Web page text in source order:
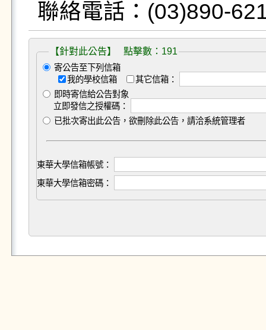
【針對此公告】 點擊數：191
寄公告至下列信箱
我的學校信箱
其它信箱：
即時寄信給公告對象
立即發信之授權碼：
已批次寄出此公告，欲刪除此公告，請洽系統管理者
東華大學信箱帳號：
東華大學信箱密碼：